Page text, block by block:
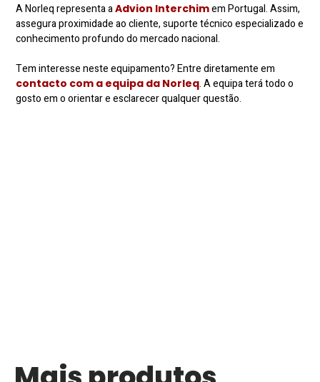
A Norleq representa aAdvion Interchimem Portugal. Assim,
assegura proximidade ao cliente, suporte técnico especializado e
conhecimento profundo do mercado nacional.
Tem interesse neste equipamento? Entre diretamente em
contacto com a equipa da Norleq. A equipa terá todo o
gosto em o orientar e esclarecer qualquer questão.